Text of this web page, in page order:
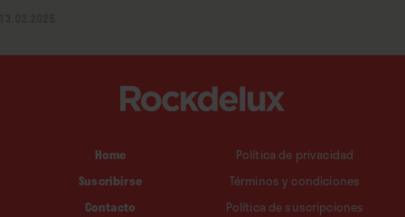
Home
Suscribirse
Contacto
Política de privacidad
Términos y condiciones
Política de suscripciones